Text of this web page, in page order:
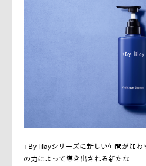
+By lilayシリーズに新しい仲間が加わ
の力によって導き出される新たな...